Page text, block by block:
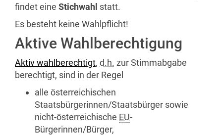
findet eine Stichwahl statt.
Es besteht keine Wahlpflicht!
Aktive Wahlberechtigung
Aktiv wahlberechtigt, d.h. zur Stimmabgabe
berechtigt, sind in der Regel
alle österreichischen
Staatsbürgerinnen/Staatsbürger sowie
nicht-österreichische EU-
Bürgerinnen/Bürger,